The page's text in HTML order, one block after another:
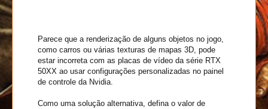
Parece que a renderização de alguns objetos no jogo,
como carros ou várias texturas de mapas 3D, pode
estar incorreta com as placas de vídeo da série RTX
50XX ao usar configurações personalizadas no painel
de controle da Nvidia.
Como uma solução alternativa, defina o valor de